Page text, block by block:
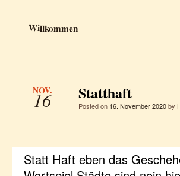
Willkommen
NOV.
16 Statthaft
Posted on 16. November 2020by
Statt Haft eben das